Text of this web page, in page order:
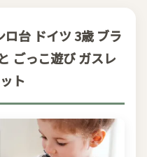
台 ドイツ 3歳 ブラ
ごっこ遊び ガスレ
ト